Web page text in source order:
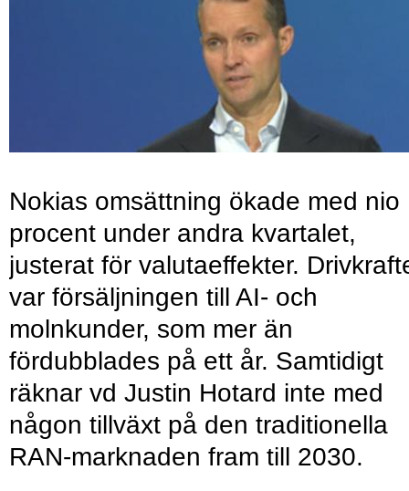
Nokias omsättning ökade med nio
procent under andra kvartalet,
justerat för valutaeffekter.
var försäljningen till AI- och
molnkunder, som mer än
fördubblades på ett år. Samtidigt
räknar vd Justin Hotard inte med
någon tillväxt på den traditionella
RAN-marknaden fram till 2030.